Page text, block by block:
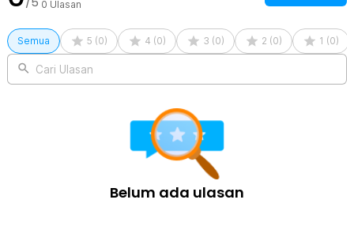
0 Ulasan
Semua 5 (0) 4 (0) 3 (0) 2 (0) 1 (0)
Cari Ulasan
Belum ada ulasan